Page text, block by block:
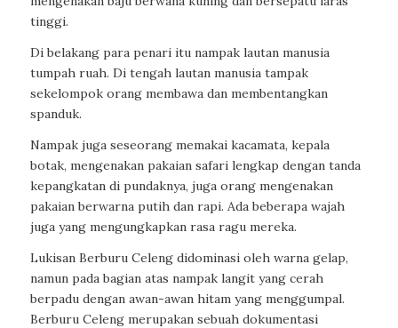
tinggi.
Di belakang para penari itu nampak lautan manusia
tumpah ruah. Di tengah lautan manusia tampak
sekelompok orang membawa dan membentangkan
spanduk.
Nampak juga seseorang memakai kacamata, kepala
botak, mengenakan pakaian safari lengkap dengan tanda
kepangkatan di pundaknya, juga orang mengenakan
pakaian berwarna putih dan rapi. Ada beberapa wajah
juga yang mengungkapkan rasa ragu mereka.
Lukisan Berburu Celeng didominasi oleh warna gelap,
namun pada bagian atas nampak langit yang cerah
berpadu dengan awan-awan hitam yang menggumpal.
Berburu Celeng merupakan sebuah dokumentasi